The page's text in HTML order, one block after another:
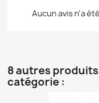
Aucun avis n'a
8 autres
catégorie :